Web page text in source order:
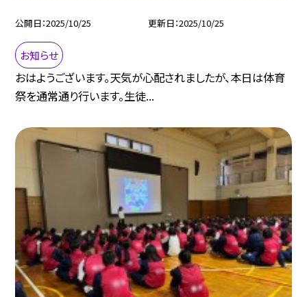
公開日 2025/10/25 更新日 2025/10/25
お知らせ
おはようございます。天気が心配されましたが、本日は体育
祭を通常通り行います。生徒...